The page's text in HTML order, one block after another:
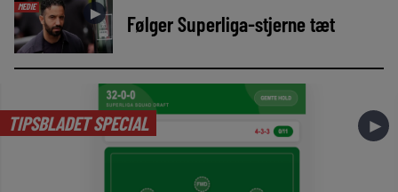
MEDIE ► Følger Superliga-stjerne tæt
TIPSBLADET SPECIAL ►